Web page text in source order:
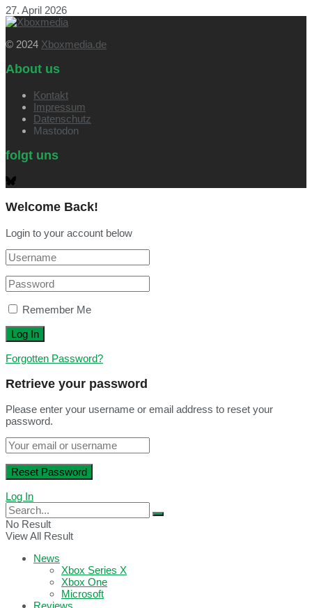
27. April 2026
© 2024 Xboxmedia.de
About us
Kontakt
Impressum
Datenschutz
Mastodon
folgt uns
Welcome Back!
Login to your account below
Remember Me
Forgotten Password?
Retrieve your password
Please enter your username or email address to reset your
password.
Log In
No Result
View All Result
News
Xbox Series X
Xbox One
Microsoft
Reviews